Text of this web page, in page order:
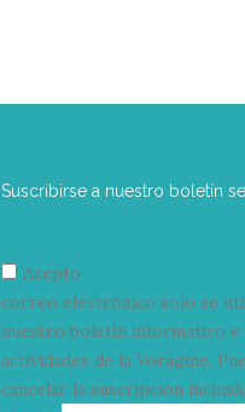
Suscribirse a nuestro boletín
Acepto
correo electrónico solo se
nuestro boletín informativo e
actividades de la Vorágine.
cancelar la suscripción